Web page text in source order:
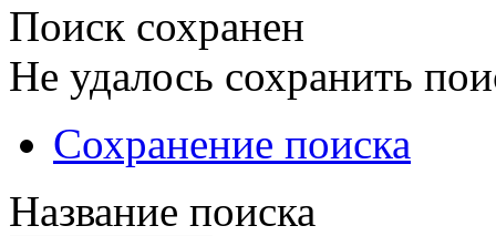
Поиск сохранен
Не удалось сохранить
Сохранение поиска
Название поиска